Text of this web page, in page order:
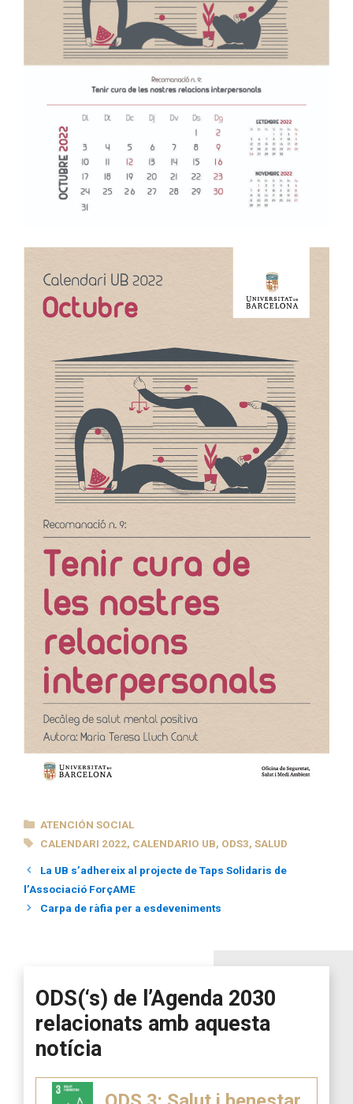
CATEGORÍAS
ATENCIÓN SOCIAL
ETIQUETAS
CALENDARI 2022, CALENDARIO UB, ODS3,SALUD
La UB s’adhereix al projecte de Taps Solidaris de
l’Associació ForçAME
Carpa de ràfia per a esdeveniments
ODS(‘s) de l’Agenda 2030
relacionats amb aquesta
notícia